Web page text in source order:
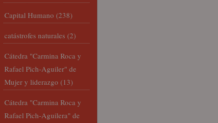
Capital Humano (238)
catástrofes naturales (2)
Cátedra "Carmina Roca y
Rafael Pich-Aguiler" de
Mujer y liderazgo (13)
Cátedra "Carmina Roca y
Rafael Pich-Aguilera" de